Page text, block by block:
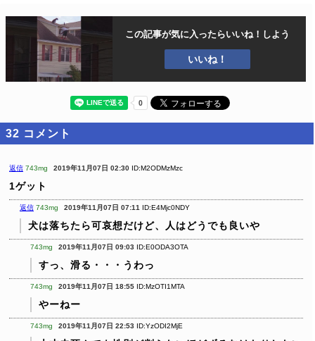
この記事が気に入ったらいいね！しよう
いいね！
32 コメント
返信 743mg 2019年11月07日 02:30 ID:M2ODMzMzc
1ゲット
返信 743mg 2019年11月07日 07:11 ID:E4Mjc0NDY
犬は落ちたら可哀想だけど、人はどうでも良いや
743mg 2019年11月07日 09:03 ID:E0ODA3OTA
すっ、滑る・・・うわっ
743mg 2019年11月07日 18:55 ID:MzOTI1MTA
やーねー
743mg 2019年11月07日 22:53 ID:YzODI2MjE